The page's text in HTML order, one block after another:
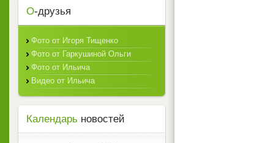
О-друзья
Фото от Игоря Тищенко
Фото от Гаркушиной Ольги
Фото от Ильича
Видео от Ильича
Календарь новостей